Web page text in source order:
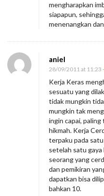
mengharapkan
siapapun,
menenangkan
aniel
28/09/2011 at 11:23
Kerja Keras
sesuatu yang
tidak mungkin
mungkin tak
ingin capai, paling
hikmah. Kerja
terpaku pada
setelah satu gaya
seorang yang
dan pemikiran
dapatkan bisa
bahkan 10.